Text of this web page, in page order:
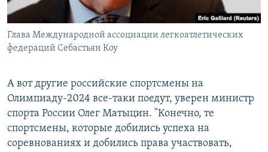
Глава Международной ассоциации легкоатлетических
федераций Себастьян Коу
А вот другие российские спортсмены на
Олимпиаду-2024 все-таки поедут, уверен министр
спорта России Олег Матыцин. "Конечно, те
спортсмены, которые добились успеха на
соревнованиях и добились права участвовать,